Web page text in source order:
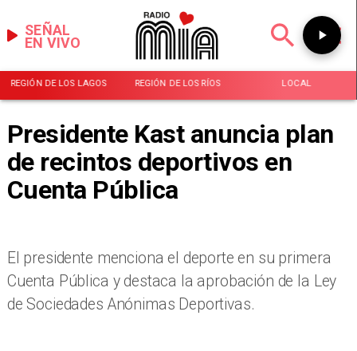
EN VIVO
SEÑAL
REGIÓN DE LOS LAGOS REGIÓN DE LOS RÍOS LOCAL
Presidente Kast anuncia plan
de recintos deportivos en
Cuenta Pública
El presidente menciona el deporte en su primera
Cuenta Pública y destaca la aprobación de la Ley
de Sociedades Anónimas Deportivas.